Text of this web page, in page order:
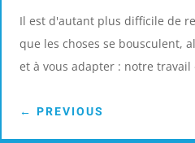
Il est d'autant plus difficile de
que les choses se bousculent,
et à vous adapter : notre travail
←PREVIOUS